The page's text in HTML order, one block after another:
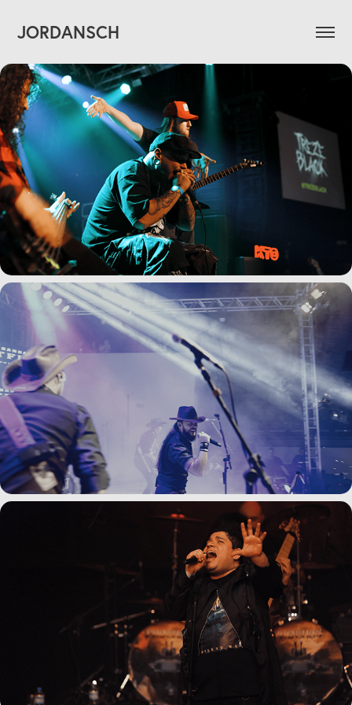
JORDANSCH
Treze Black - S.O.N.O. | Bar Opinião
Hatfield Banda - Abertura | DVD 10 Anos 2024
Phornax - Hell's Paradise | Teatro Túlio Piva